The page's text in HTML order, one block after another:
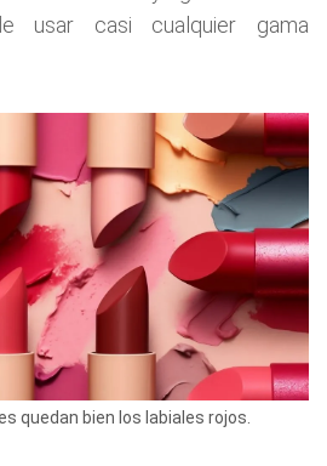
usar casi cualquier gama
quedan bien los labiales rojos.